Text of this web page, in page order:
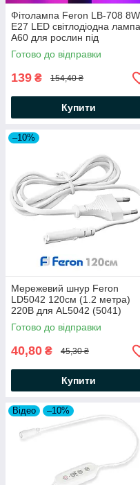
Фітолампа Feron LB-708 8W
E27 LED світлодіодна лампа
А60 для рослин під
стандартний патрон Е27
Ø60х107мм
Готово до відправки
139 ₴ 154,40 ₴
Купити
–10%
Мережевий шнур Feron
LD5042 120см (1.2 метра)
220В для AL5042 (5041)
двоконтактний з вилкою в
розетку
Готово до відправки
40,80 ₴ 45,30 ₴
Купити
Відео –10%